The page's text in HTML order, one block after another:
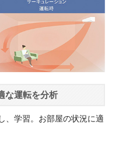
な運転を分析
、学習。お部屋の状況に適